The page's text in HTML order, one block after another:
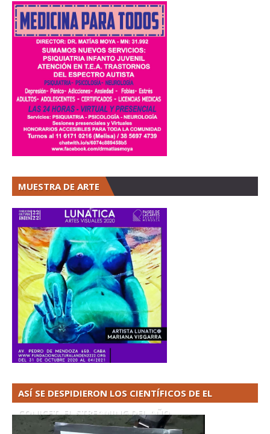
MUESTRA DE ARTE
ASÍ SE DESPIDIERON LOS CIENTÍFICOS DE EL
CONICET. EL STREAMING DEL AÑO